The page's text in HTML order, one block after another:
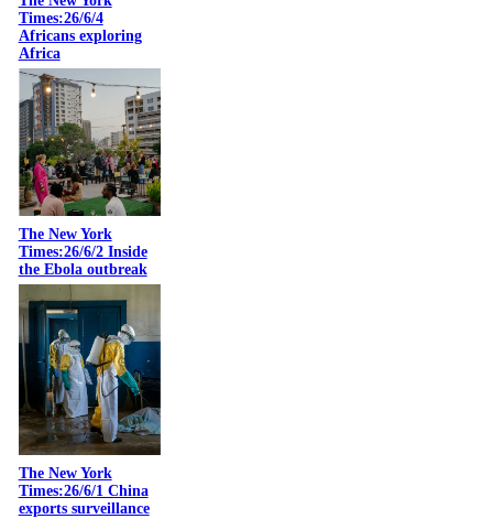
Times:26/6/4
Africans exploring
Africa
The New York
Times:26/6/2 Inside
the Ebola outbreak
The New York
Times:26/6/1 China
exports surveillance